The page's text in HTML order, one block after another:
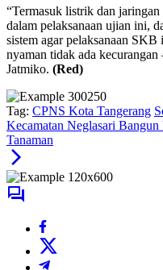
“Termasuk listrik dan
dalam pelaksanaan ujian ini,
sistem agar pelaksanaan SKB
nyaman tidak ada
Jatmiko. (Red)
Tag: CPNS Kota Tangerang
Kecamatan Neglasari
Tanaman